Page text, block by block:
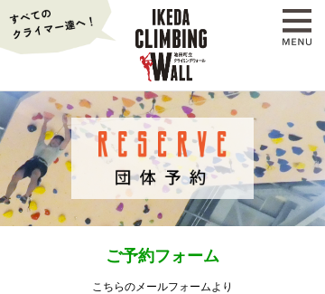
ご予約フォーム
こちらのメールフォームより